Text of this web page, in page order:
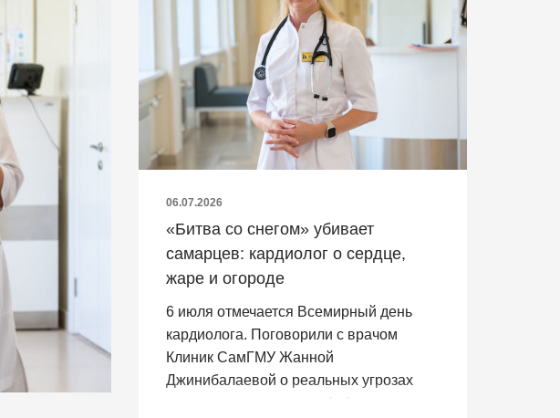
06.07.2026
«Битва со снегом» убивает
самарцев: кардиолог о сердце,
жаре и огороде
6 июля отмечается Всемирный день
кардиолога. Поговорили с врачом
Клиник СамГМУ Жанной
Джинибалаевой о реальных угрозах